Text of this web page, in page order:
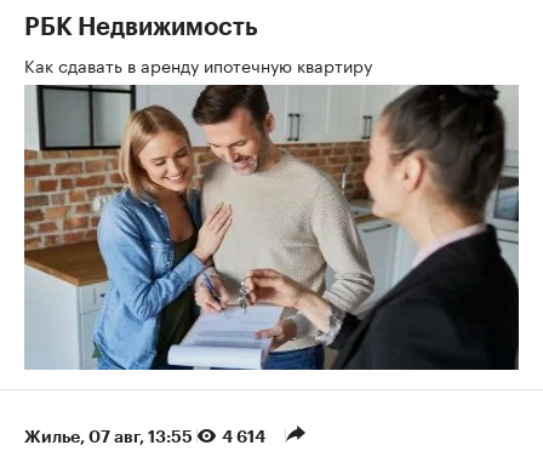
РБК Недвижимость
Как сдавать в аренду ипотечную квартиру
Жилье 07 авг, 13:55 4 614